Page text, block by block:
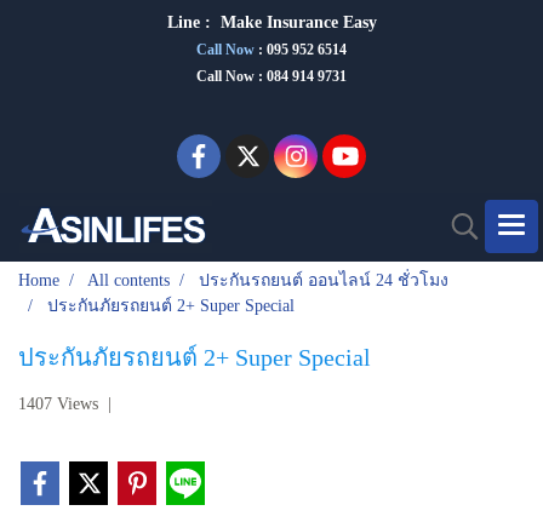
Line : Make Insurance Easy
Call Now : 095 952 6514
Call Now : 084 914 9731
Home All contents
ประกันรถยนต์ ออนไลน์ 24 ชั่วโมง
ประกันภัยรถยนต์ 2+ Super Special
ประกันภัยรถยนต์ 2+ Super Special
1407 Views